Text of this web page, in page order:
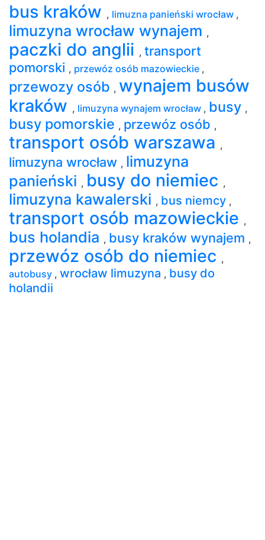
bus kraków , limuzna panieński wrocław ,
limuzyna wrocław wynajem ,
paczki do anglii , transport
pomorski , przewóz osób mazowieckie ,
przewozy osób , wynajem busów
kraków , limuzyna wynajem wrocław , busy ,
busy pomorskie , przewóz osób ,
transport osób warszawa ,
limuzyna wrocław , limuzyna
panieński , busy do niemiec ,
limuzyna kawalerski , bus niemcy ,
transport osób mazowieckie ,
bus holandia , busy kraków wynajem ,
przewóz osób do niemiec ,
autobusy , wrocław limuzyna , busy do
holandii